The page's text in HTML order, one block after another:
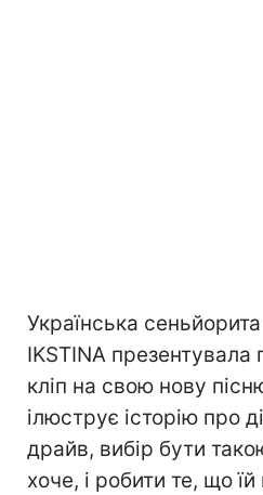
Українська
IKSTINA презентувала
кліп на свою нову
ілюструє історію про
драйв, вибір бути
хоче, і робити те, що